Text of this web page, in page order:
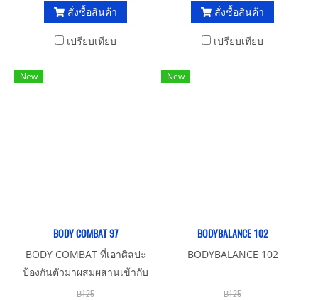
คนที่ต้องการความแข็งแรงของ
กล้ามเนื้อ
สั่งซื้อสินค้า
เปรียบเทียบ
สั่งซื้อสินค้า
เปรียบเทียบ
New
BODY COMBAT 97
BODY COMBAT ที่เอาศิลปะ
ป้องกันตัวมาผสมผสานเข้ากับ
เสียงเพลงและท่าทางจะตรงกับ
฿125
New
BODYBALANCE 102
BODYBALANCE 102
฿125